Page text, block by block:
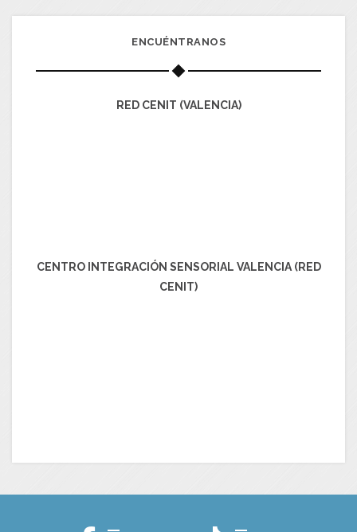
ENCUÉNTRANOS
RED CENIT (VALENCIA)
CENTRO INTEGRACIÓN SENSORIAL VALENCIA (RED
CENIT)